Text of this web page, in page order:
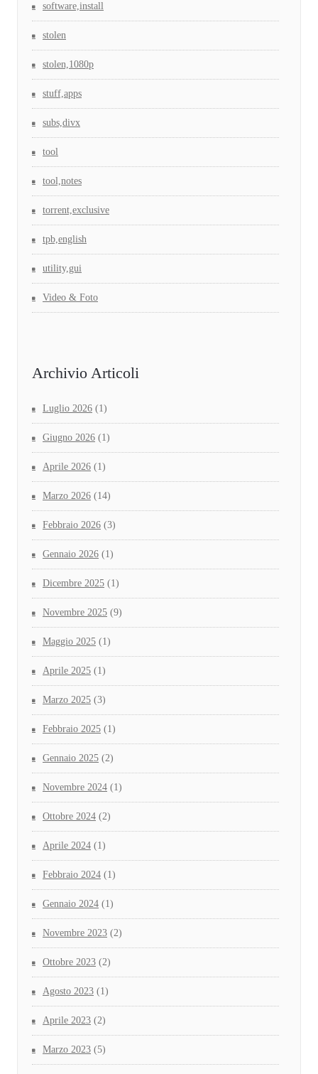
software,install
stolen
stolen,1080p
stuff,apps
subs,divx
tool
tool,notes
torrent,exclusive
tpb,english
utility,gui
Video & Foto
Archivio Articoli
Luglio 2026 (1)
Giugno 2026 (1)
Aprile 2026 (1)
Marzo 2026 (14)
Febbraio 2026 (3)
Gennaio 2026 (1)
Dicembre 2025 (1)
Novembre 2025 (9)
Maggio 2025 (1)
Aprile 2025 (1)
Marzo 2025 (3)
Febbraio 2025 (1)
Gennaio 2025 (2)
Novembre 2024 (1)
Ottobre 2024 (2)
Aprile 2024 (1)
Febbraio 2024 (1)
Gennaio 2024 (1)
Novembre 2023 (2)
Ottobre 2023 (2)
Agosto 2023 (1)
Aprile 2023 (2)
Marzo 2023 (5)